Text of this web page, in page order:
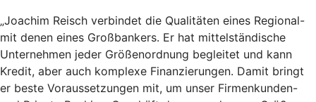
„Joachim Reisch verbindet die Qualitäten eines Regional-
mit denen eines Großbankers. Er hat mittelständische
Unternehmen jeder Größenordnung begleitet und kann
Kredit, aber auch komplexe Finanzierungen. Damit bringt
er beste Voraussetzungen mit, um unser Firmenkunden-